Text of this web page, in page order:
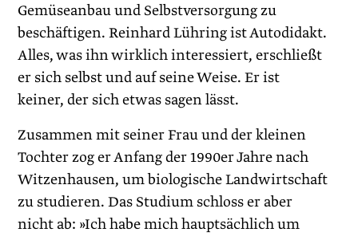
Gemüseanbau und Selbstversorgung zu
beschäftigen. Reinhard Lühring ist Autodidakt.
Alles, was ihn wirklich interessiert, erschließt
er sich selbst und auf seine Weise. Er ist
keiner, der sich etwas sagen lässt.
Zusammen mit seiner Frau und der kleinen
Tochter zog er Anfang der 1990er Jahre nach
Witzenhausen, um biologische Landwirtschaft
zu studieren. Das Studium schloss er aber
nicht ab: »Ich habe mich hauptsächlich um